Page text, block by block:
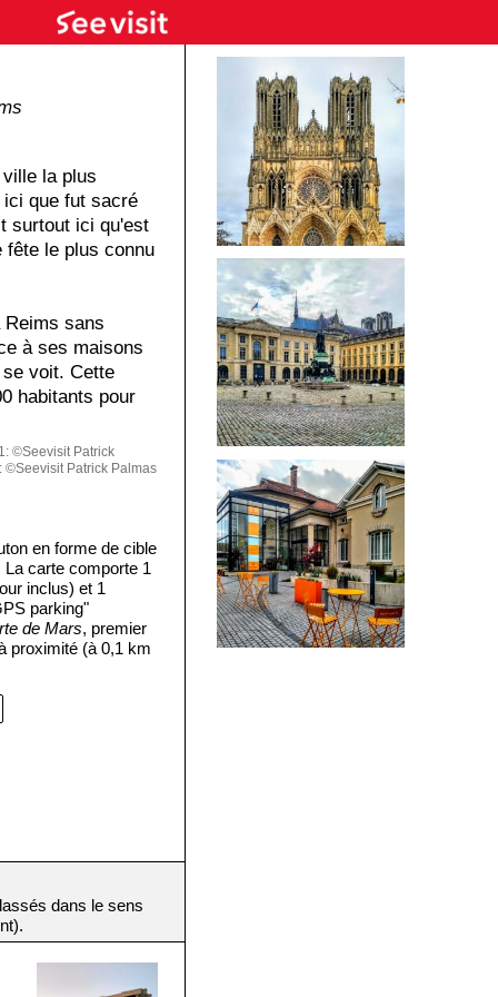
la plus
ici que fut sacré
surtout ici qu'est
fête le plus connu
sans
à ses maisons
voit. Cette
habitants pour
©Seevisit Patrick
©Seevisit Patrick Palmas
en forme de cible
carte comporte 1
inclus) et 1
parking"
de Mars, premier
proximité (à 0,1 km
dans le sens